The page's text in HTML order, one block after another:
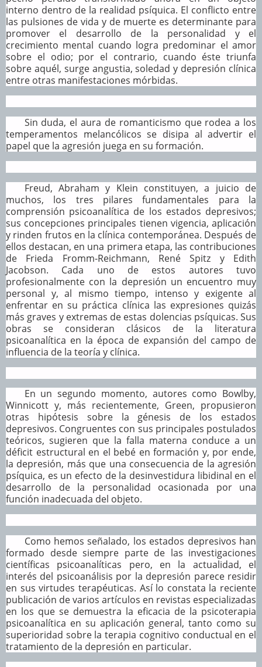
interno dentro de la realidad psíquica. El conflicto entre
las pulsiones de vida y de muerte es determinante para
promover el desarrollo de la personalidad y el
crecimiento mental cuando logra predominar el amor
sobre el odio; por el contrario, cuando éste triunfa
sobre aquél, surge angustia, soledad y depresión clínica
entre otras manifestaciones mórbidas.
Sin duda, el aura de romanticismo que rodea a los
temperamentos melancólicos se disipa al advertir el
papel que la agresión juega en su formación.
Freud, Abraham y Klein constituyen, a juicio de
muchos, los tres pilares fundamentales para la
comprensión psicoanalítica de los estados depresivos;
sus concepciones principales tienen vigencia, aplicación
y rinden frutos en la clínica contemporánea. Después de
ellos destacan, en una primera etapa, las contribuciones
de Frieda Fromm-Reichmann, René Spitz y Edith
Jacobson. Cada uno de estos autores tuvo
profesionalmente con la depresión un encuentro muy
personal y, al mismo tiempo, intenso y exigente al
enfrentar en su práctica clínica las expresiones quizás
más graves y extremas de estas dolencias psíquicas. Sus
obras se consideran clásicos de la literatura
psicoanalítica en la época de expansión del campo de
influencia de la teoría y clínica.
En un segundo momento, autores como Bowlby,
Winnicott y, más recientemente, Green, propusieron
otras hipótesis sobre la génesis de los estados
depresivos. Congruentes con sus principales postulados
teóricos, sugieren que la falla materna conduce a un
déficit estructural en el bebé en formación y, por ende,
la depresión, más que una consecuencia de la agresión
psíquica, es un efecto de la desinvestidura libidinal en el
desarrollo de la personalidad ocasionada por una
función inadecuada del objeto.
Como hemos señalado, los estados depresivos han
formado desde siempre parte de las investigaciones
científicas psicoanalíticas pero, en la actualidad, el
interés del psicoanálisis por la depresión parece residir
en sus virtudes terapéuticas. Así lo constata la reciente
publicación de varios artículos en revistas especializadas
en los que se demuestra la eficacia de la psicoterapia
psicoanalítica en su aplicación general, tanto como su
superioridad sobre la terapia cognitivo conductual en el
tratamiento de la depresión en particular.